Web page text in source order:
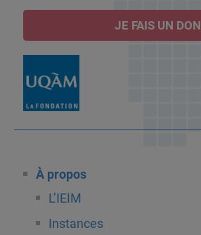
JE FAIS UN DON
À propos
L’IEIM
Instances